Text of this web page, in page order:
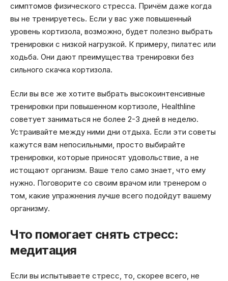
симптомов физического стресса. Причём даже когда
вы не тренируетесь. Если у вас уже повышенный
уровень кортизола, возможно, будет полезно выбрать
тренировки с низкой нагрузкой. К примеру, пилатес или
ходьба. Они дают преимущества тренировки без
сильного скачка кортизола.
Если вы все же хотите выбрать высокоинтенсивные
тренировки при повышенном кортизоле, Healthline
советует заниматься не более 2-3 дней в неделю.
Устраивайте между ними дни отдыха. Если эти советы
кажутся вам непосильными, просто выбирайте
тренировки, которые приносят удовольствие, а не
истощают организм. Ваше тело само знает, что ему
нужно. Поговорите со своим врачом или тренером о
том, какие упражнения лучше всего подойдут вашему
организму.
Что помогает снять стресс:
медитация
Если вы испытываете стресс, то, скорее всего, не